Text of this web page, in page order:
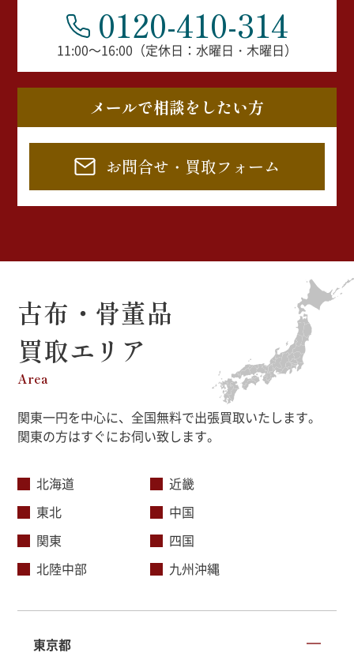
0120-410-314
11:00～16:00（定休日：水曜日・木曜日）
メールで相談をしたい方
お問合せ・買取フォーム
古布・骨董品
買取エリア
Area
関東一円を中心に、全国無料で出張買取いたします。
関東の方はすぐにお伺い致します。
北海道
東北
関東
北陸中部
近畿
中国
四国
九州沖縄
東京都